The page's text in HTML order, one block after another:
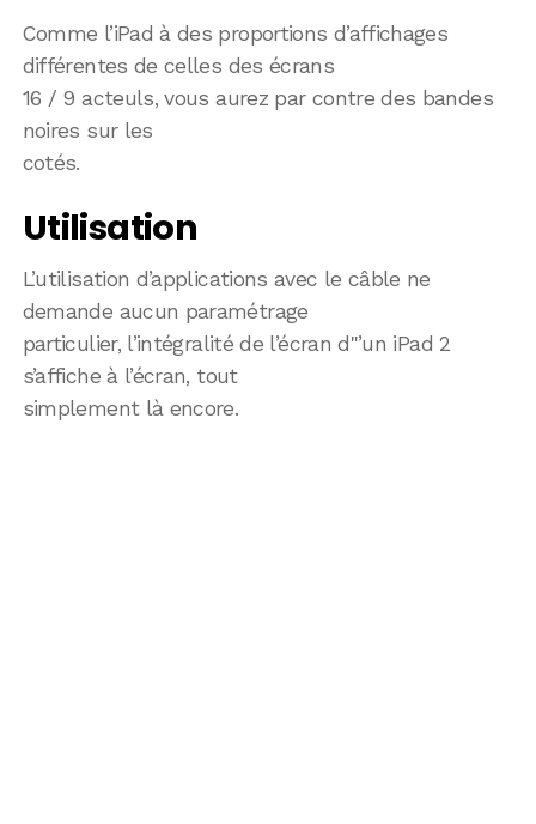
Comme l’iPad à des proportions d’affichages
différentes de celles des écrans
16 / 9 acteuls, vous aurez par contre des bandes
noires sur les
cotés.
Utilisation
L’utilisation d’applications avec le câble ne
demande aucun paramétrage
particulier, l’intégralité de l’écran d"’un iPad 2
s’affiche à l’écran, tout
simplement là encore.